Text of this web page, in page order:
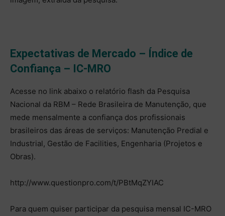
Expectativas de Mercado – Índice de
Confiança – IC-MRO
Acesse no link abaixo o relatório flash da Pesquisa
Nacional da RBM – Rede Brasileira de Manutenção, que
mede mensalmente a confiança dos profissionais
brasileiros das áreas de serviços: Manutenção Predial e
Industrial, Gestão de Facilities, Engenharia (Projetos e
Obras).
http://www.questionpro.com/t/PBtMqZYIAC
Para quem quiser participar da pesquisa mensal IC-MRO